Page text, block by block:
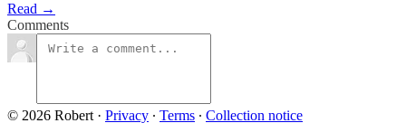
Read →
Comments
© 2026 Robert · Privacy ∙ Terms ∙ Collection notice